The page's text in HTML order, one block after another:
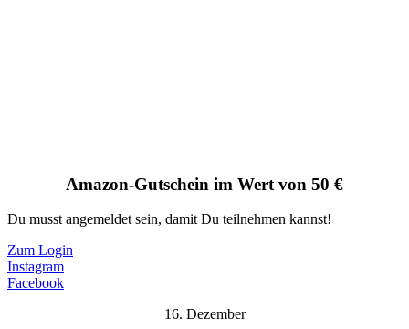
Amazon-Gutschein im Wert von 50 €
Du musst angemeldet sein, damit Du teilnehmen kannst!
Zum Login
Instagram
Facebook
16. Dezember